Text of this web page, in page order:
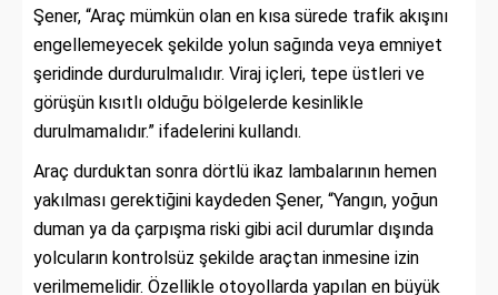
Şener, “Araç mümkün olan en kısa sürede trafik akışını
engellemeyecek şekilde yolun sağında veya emniyet
şeridinde durdurulmalıdır. Viraj içleri, tepe üstleri ve
görüşün kısıtlı olduğu bölgelerde kesinlikle
durulmamalıdır.” ifadelerini kullandı.
Araç durduktan sonra dörtlü ikaz lambalarının hemen
yakılması gerektiğini kaydeden Şener, “Yangın, yoğun
duman ya da çarpışma riski gibi acil durumlar dışında
yolcuların kontrolsüz şekilde araçtan inmesine izin
verilmemelidir. Özellikle otoyollarda yapılan en büyük